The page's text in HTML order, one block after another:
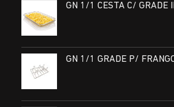
GN 1/1 CESTA C/ GRADE
GN 1/1 GRADE P/